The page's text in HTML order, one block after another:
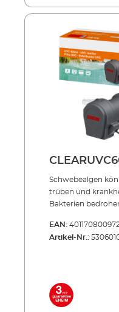
Außenbehälter
einzeln einsetzbar
PRESS und LOOP
40 = 1 1/2" Lieferumfang: UVC-Lampe 3
Anschlussdüsen 5
Schwebealgen
trüben und
Bakterien
Fällen
UV-Strahlung
Inklusive
langer
EAN:
Artikel-Nr.: